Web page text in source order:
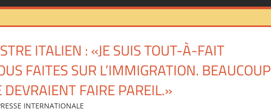
ITALIEN : «JE SUIS TOUT-À-FAIT
FAITES SUR L’IMMIGRATION. BEAUCOUP
DEVRAIENT FAIRE PAREIL.»
INTERNATIONALE